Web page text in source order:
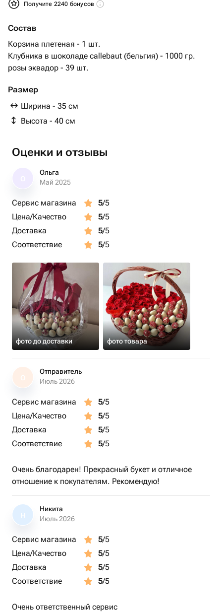
Получите 2240 бонусов
Состав
Корзина плетеная - 1 шт.
Клубника в шоколаде callebaut (бельгия) - 1000 гр.
розы эквадор - 39 шт.
Размер
Ширина - 35 см
Высота - 40 см
Оценки и отзывы
Ольга
Май 2025
Сервис магазина 5/5
Цена/Качество
5/5
Доставка
5/5
Соответствие
5/5
фото до доставки фото товара
О
Отправитель
Июль 2026
Сервис магазина 5/5
Цена/Качество
5/5
Доставка
5/5
Соответствие
5/5
Очень благодарен! Прекрасный букет и отличное
отношение к покупателям. Рекомендую!
Н
Никита
Июль 2026
Сервис магазина 5/5
Цена/Качество
5/5
Доставка
5/5
Соответствие
5/5
Очень ответственный сервис